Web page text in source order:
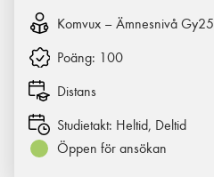
Komvux – Ämnesnivå Gy25
Poäng: 100
Distans
Studietakt: Heltid, Deltid
Öppen för ansökan